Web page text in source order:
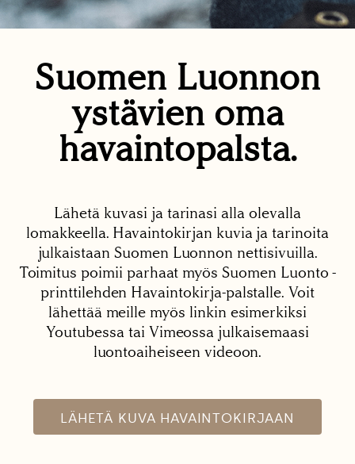
Suomen Luonnon
ystävien oma
havaintopalsta.
Lähetä kuvasi ja tarinasi alla olevalla
lomakkeella. Havaintokirjan kuvia ja tarinoita
julkaistaan Suomen Luonnon nettisivuilla.
Toimitus poimii parhaat myös Suomen Luonto -
printtilehden Havaintokirja-palstalle. Voit
lähettää meille myös linkin esimerkiksi
Youtubessa tai Vimeossa julkaisemaasi
luontoaiheiseen videoon.
LÄHETÄ KUVA HAVAINTOKIRJAAN